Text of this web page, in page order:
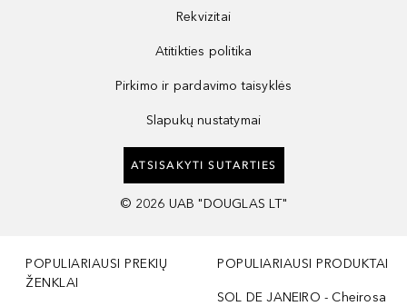
Rekvizitai
Atitikties politika
Pirkimo ir pardavimo taisyklės
Slapukų nustatymai
ATSISAKYTI SUTARTIES
© 2026 UAB "DOUGLAS LT"
POPULIARIAUSI PREKIŲ
ŽENKLAI
POPULIARIAUSI PRODUKTAI
SOL DE JANEIRO - Cheirosa